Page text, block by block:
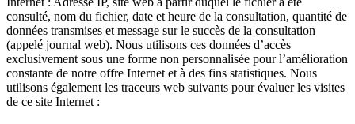
consulté, nom du fichier, date et heure de la consultation, quantité de
données transmises et message sur le succès de la consultation
(appelé journal web). Nous utilisons ces données d’accès
exclusivement sous une forme non personnalisée pour l’amélioration
constante de notre offre Internet et à des fins statistiques. Nous
utilisons également les traceurs web suivants pour évaluer les visites
de ce site Internet :